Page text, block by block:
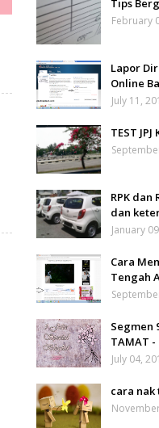
Tips
February
Lapor
Online
July 11,
TEST
RPK dan
dan
January
Cara
Tengah
Segmen
TAMAT -
July 04,
cara nak